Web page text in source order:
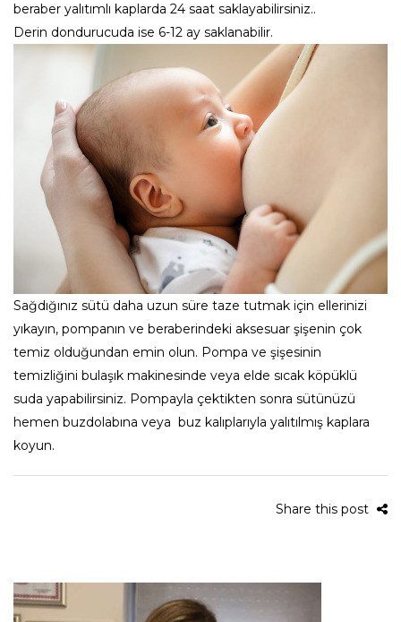
beraber yalıtımlı kaplarda 24 saat saklayabilirsiniz..
Derin dondurucuda ise 6-12 ay saklanabilir.
Sağdığınız sütü daha uzun süre taze tutmak için ellerinizi
yıkayın, pompanın ve beraberindeki aksesuar şişenin çok
temiz olduğundan emin olun. Pompa ve şişesinin
temizliğini bulaşık makinesinde veya elde sıcak köpüklü
suda yapabilirsiniz. Pompayla çektikten sonra sütünüzü
hemen buzdolabına veya buz kalıplarıyla yalıtılmış kaplara
koyun.
Share this post